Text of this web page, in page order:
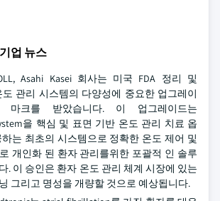
업 뉴스
Asahi Kasei 회사는 미국 FDA 정리 및
도 관리 시스템의 다양성에 중요한 업그레이
마크를 받았습니다. 이 업그레이드는
을 핵심 및 표면 기반 온도 관리 치료 옵
는 최초의 시스템으로 정확한 온도 제어 및
개인화 된 환자 관리를위한 포괄적 인 솔루
. 이 승인은 환자 온도 관리 체계 시장에 있는
그리고 명성을 개량할 것으로 예상됩니다.